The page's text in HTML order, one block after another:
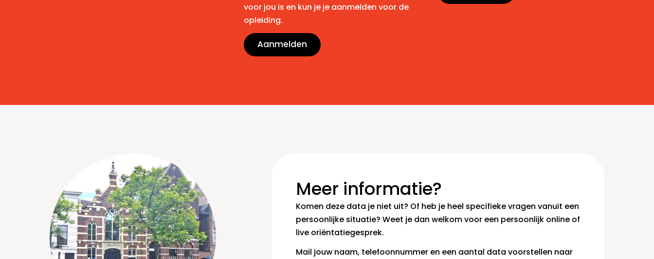
voor jou is en kun je je aanmelden voor de
opleiding.
Aanmelden
Meer informatie?
Komen deze data je niet uit? Of heb je heel specifieke vragen vanuit een
persoonlijke situatie? Weet je dan welkom voor een persoonlijk online of
live oriëntatiegesprek.
Mail jouw naam, telefoonnummer en een aantal data voorstellen naar